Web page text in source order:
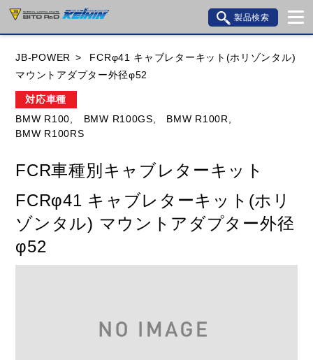
製品検索
車種検索
アイテム検索
HONDA YAMAHA SUZUKI
TRIUMPH
JB-POWER
FCRφ41 キャブレターキット(ホリゾンタル)
マウントアダプター外径φ52
対応車種
BMW R100,
BMW R100GS,
BMW R100R,
BMW R100RS
FCR車種別キャブレターキット
FCRφ41 キャブレターキット(ホリ
ゾンタル) マウントアダプター外径
φ52